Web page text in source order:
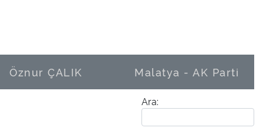
Öznur ÇALIK Malatya - AK Parti
Ara: